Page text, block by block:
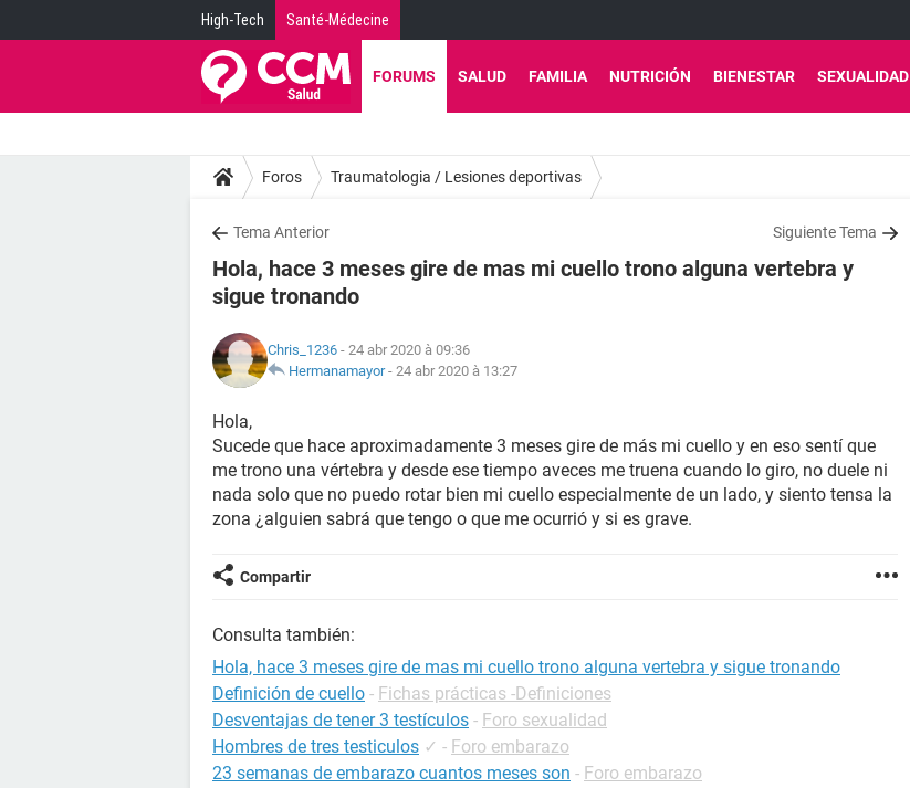
High-Tech Santé-Médecine
FORUMS SALUD FAMILIA NUTRICIÓN BIENESTAR SEXUALIDAD
Foros Traumatologia / Lesiones deportivas
Tema Anterior Siguiente Tema
Hola, hace 3 meses gire de mas mi cuello trono alguna vertebra y
sigue tronando
Chris_1236 - 24 abr 2020 à 09:36
Hermanamayor- 24 abr 2020 à 13:27
Hola,
Sucede que hace aproximadamente 3 meses gire de más mi cuello y en eso sentí que
me trono una vértebra y desde ese tiempo aveces me truena cuando lo giro, no duele ni
nada solo que no puedo rotar bien mi cuello especialmente de un lado, y siento tensa la
zona ¿alguien sabrá que tengo o que me ocurrió y si es grave.
Compartir
Consulta también:
Hola, hace 3 meses gire de mas mi cuello trono alguna vertebra y sigue tronando
Definición de cuello - Fichas prácticas -Definiciones
Desventajas de tener 3 testículos - Foro sexualidad
Hombres de tres testiculos ✓ - Foro embarazo
23 semanas de embarazo cuantos meses son - Foro embarazo